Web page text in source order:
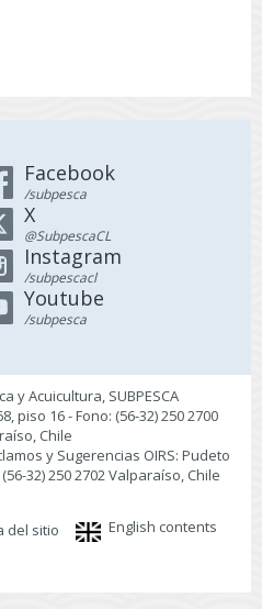
Facebook
/subpesca
X
@SubpescaCL
Instagram
/subpescacl
Youtube
/subpesca
y Acuicultura, SUBPESCA
piso 16 - Fono: (56-32) 250 2700
Chile
y Sugerencias OIRS: Pudeto
32) 250 2702 Valparaíso, Chile
del sitio English contents